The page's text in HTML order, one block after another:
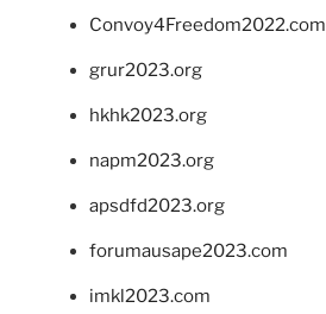
Convoy4Freedom2022.com
grur2023.org
hkhk2023.org
napm2023.org
apsdfd2023.org
forumausape2023.com
imkl2023.com